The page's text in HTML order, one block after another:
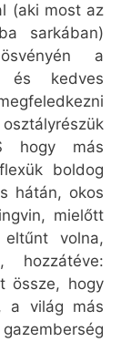
(aki most az
sarkában)
a
és kedves
hogy más
boldog
hátán, okos
mielőtt
eltűnt volna,
hozzátéve:
össze, hogy
a világ más